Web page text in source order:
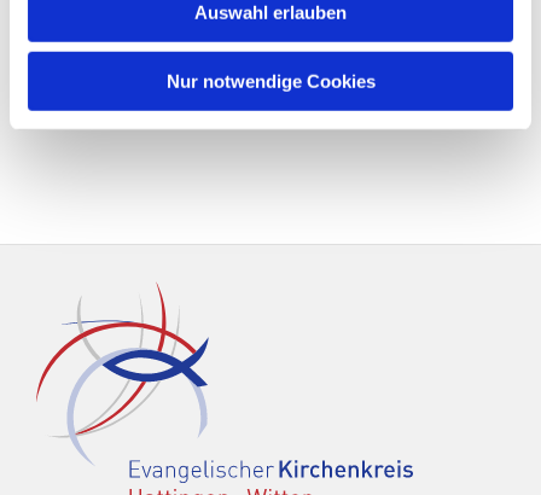
Auswahl erlauben
Nur notwendige Cookies